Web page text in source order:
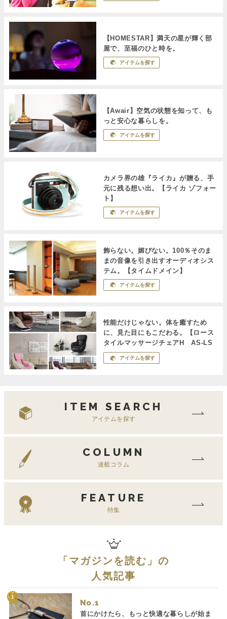
【HOMESTAR】満天の星が輝く部
屋で、至福のひと時を。
アイテムを探す
【Awair】空気の状態を知って、も
っと安心な暮らしを。
アイテムを探す
カメラ界の雄『ライカ』が贈る、手
元に残る想い出。【ライカ ゾフォー
ト】
アイテムを探す
飾らない。媚びない。100％そのま
まの音像を引き出すオーディオシス
テム。【タイムドメイン】
アイテムを探す
性能だけじゃない。体を癒すため
に、見た目にもこだわる。【ロース
タイルマッサージチェアH AS-LS
１】
アイテムを探す
ITEM SEARCH
アイテムを探す
COLUMN
連載コラム
FEATURE
特集
「マガジンを読む 」の
人気記事
No.
首にかけたら、もっと快適な暮らしが始ま